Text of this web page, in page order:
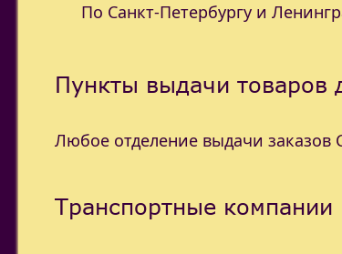
По Санкт-Петербургу и
Пункты выдачи товаров
Любое отделение выдачи
Транспортные компании